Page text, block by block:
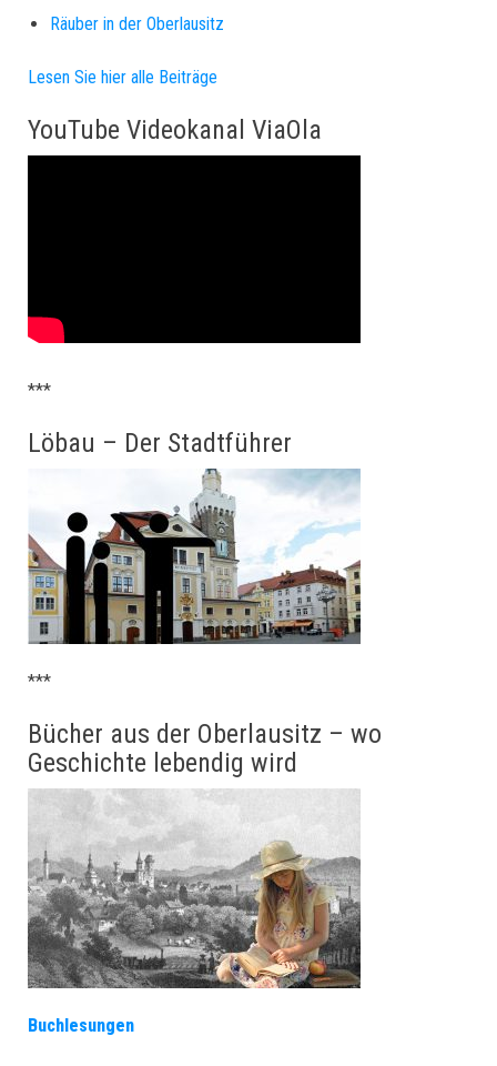
Räuber in der Oberlausitz
Lesen Sie hier alle Beiträge
YouTube Videokanal ViaOla
***
Löbau – Der Stadtführer
***
Bücher aus der Oberlausitz – wo
Geschichte lebendig wird
Buchlesungen